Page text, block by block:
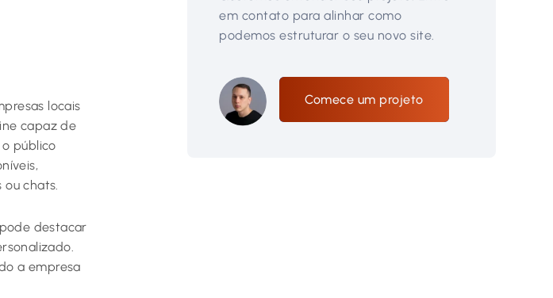
locais
capaz de
público
chats.
destacar
a empresa
em contato para alinhar como
podemos estruturar o seu novo site.
Comece um projeto